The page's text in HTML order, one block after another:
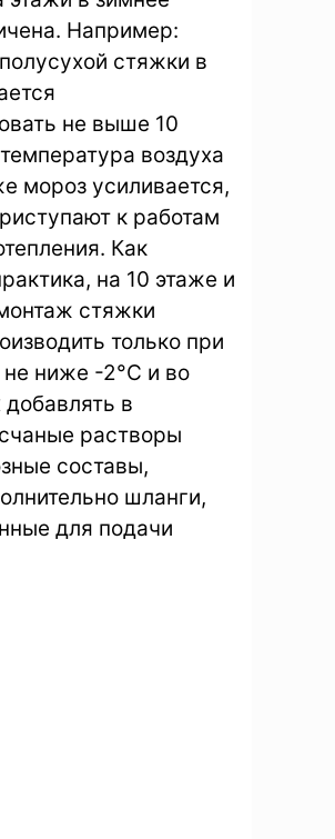
Например:
стяжки в
не выше 10
воздуха
мороз усиливается,
к работам
Как
на 10 этаже и
стяжки
только при
ниже -2°C и во
добавлять в
растворы
составы,
шланги,
для подачи